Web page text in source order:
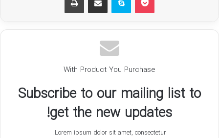
With Product You Purchase
Subscribe to our mailing list to
get the new updates!
Lorem ipsum dolor sit amet, consectetur.